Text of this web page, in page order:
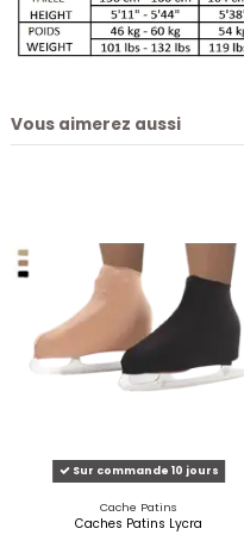
Vous aimerez aussi
Sur commande 10 jours
Cache Patins
Caches Patins Lycra